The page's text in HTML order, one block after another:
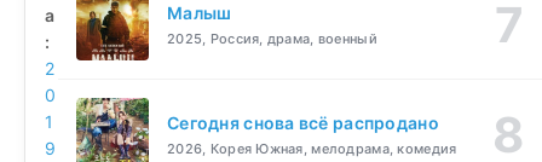
а
:
2
0
1
9
Малыш
2025, Россия, драма, военный
Сегодня снова всё распродано
2026, Корея Южная, мелодрама, комедия